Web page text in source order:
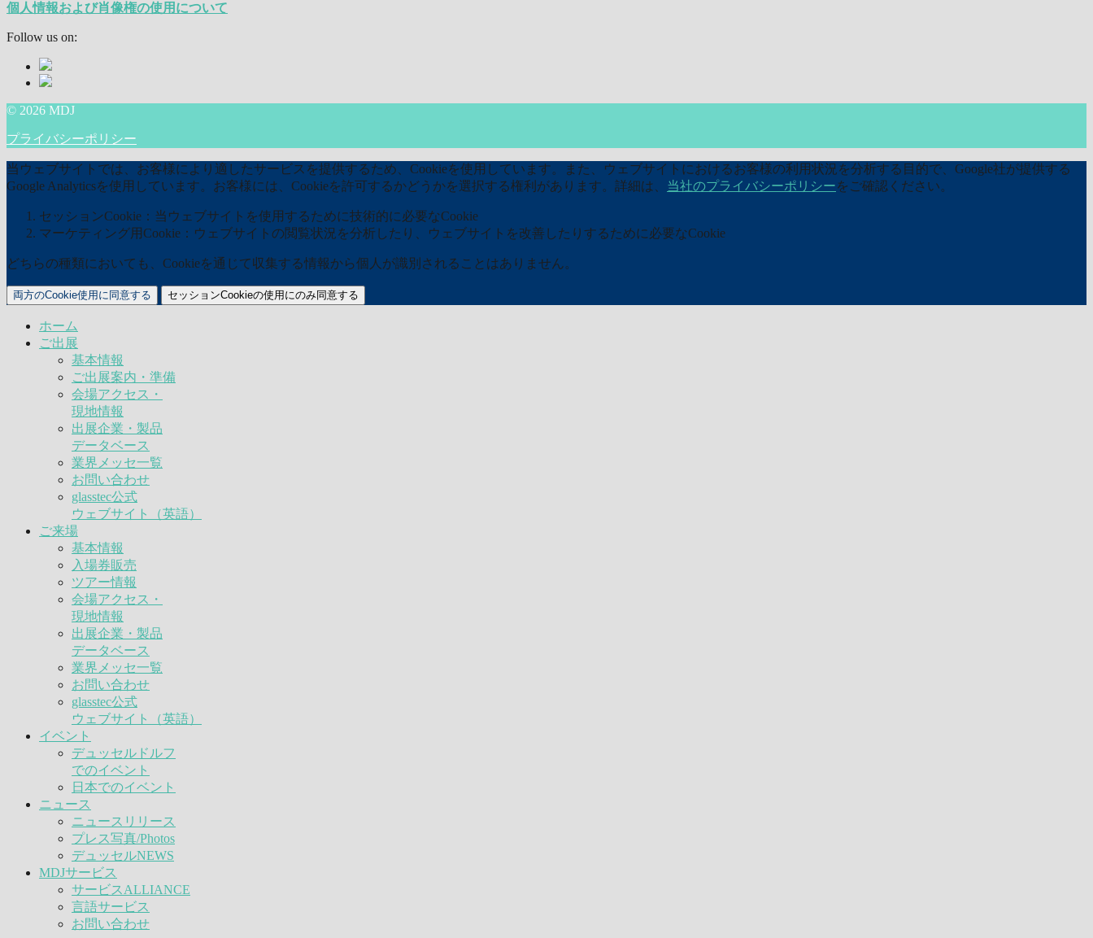
個人情報および肖像権の使用について
Follow us on:
© 2026 MDJ
プライバシーポリシー
当ウェブサイトでは、お客様により適したサービスを提供するため、Cookieを使用しています。また、ウェブサイトにおけるお客様の利用状況を分析する目的で、Google社が提供する
Google Analyticsを使用しています。お客様には、Cookieを許可するかどうかを選択する権利があります。詳細は、 当社のプライバシーポリシーをご確認ください。
セッションCookie：当ウェブサイトを使用するために技術的に必要なCookie
マーケティング用Cookie：ウェブサイトの閲覧状況を分析したり、ウェブサイトを改善したりするために必要なCookie
どちらの種類においても、Cookieを通じて収集する情報から個人が識別されることはありません。
両方のCookie使用に同意する セッションCookieの使用にのみ同意する
ホーム
ご出展
基本情報
ご出展案内・準備
会場アクセス・
現地情報
出展企業・製品
データベース
業界メッセ一覧
お問い合わせ
glasstec公式
ウェブサイト（英語）
ご来場
基本情報
入場券販売
ツアー情報
会場アクセス・
現地情報
出展企業・製品
データベース
業界メッセ一覧
お問い合わせ
glasstec公式
ウェブサイト（英語）
イベント
デュッセルドルフ
でのイベント
日本でのイベント
ニュース
ニュースリリース
プレス写真/Photos
デュッセルNEWS
MDJサービス
サービスALLIANCE
言語サービス
お問い合わせ